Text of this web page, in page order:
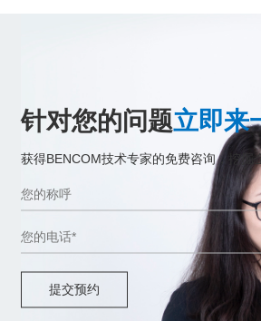
针对您的问题立即来
获得BENCOM技术专家的免费咨询，挖掘
提交预约